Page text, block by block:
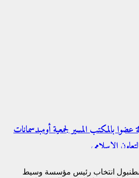
بالمكتب المسير لجمعية أومبدسمانات
الإسلامي
باسطنبول انتخاب رئيس مؤسسة وسيط